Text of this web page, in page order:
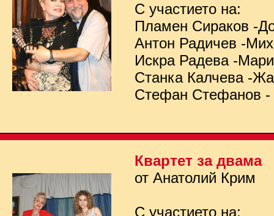
С участието на:
Пламен Сираков -
Антон Радичев -
Искра Радева -
Станка Калчева -
Стефан Стефанов
Квартет за двама
от Анатолий Крим
С участието на: